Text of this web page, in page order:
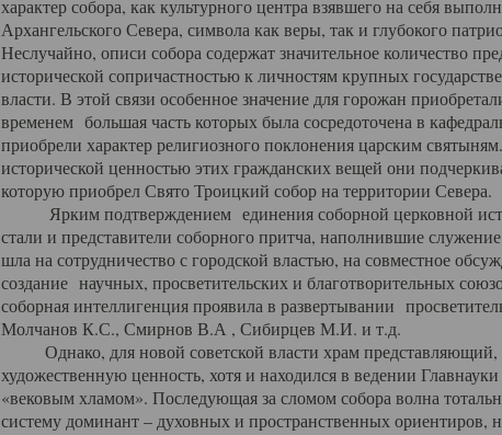
характер собора, как культурного центра взявшего на себя
Архангельского Севера, символа как веры, так и глубокого
Неслучайно, описи собора содержат значительное количество
исторической сопричастностью к личностям крупных
власти. В этой связи особенное значение для горожан
временем большая часть которых была сосредоточена в
приобрели характер религиозного поклонения царским
исторической ценностью этих гражданских вещей они
которую приобрел Свято Троицкий собор на территории Севера.
Ярким подтверждением единения соборной церковной
стали и представители соборного притча, наполнившие
шла на сотрудничество с городской властью, на совместное
создание научных, просветительских и благотворительных
соборная интеллигенция проявила в развертывании
Молчанов К.С., Смирнов В.А , Сибирцев М.И. и т.д.
Однако, для новой советской власти храм представляющий,
художественную ценность, хотя и находился в ведении
«вековым хламом». Последующая за сломом собора волна
систему доминант – духовных и пространственных ориентиров,